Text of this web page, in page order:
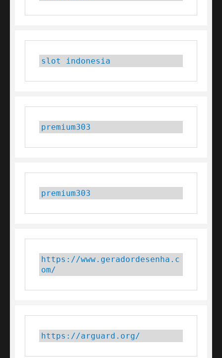
slot indonesia
premium303
premium303
https://www.geradordesenha.c
om/
https://arguard.org/